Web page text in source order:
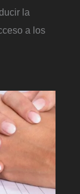
la
a los